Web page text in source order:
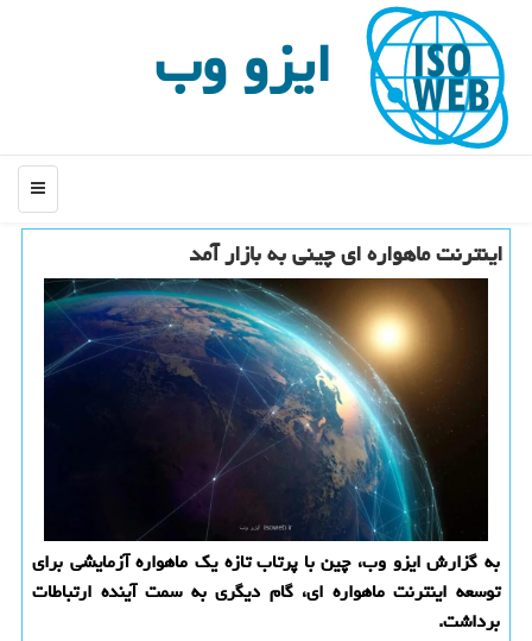
ایزو وب
منو
اینترنت ماهواره ای چینی به بازار آمد
به گزارش ایزو وب، چین با پرتاب تازه یک ماهواره آزمایشی برای
توسعه اینترنت ماهواره ای، گام دیگری به سمت آینده ارتباطات
برداشت.